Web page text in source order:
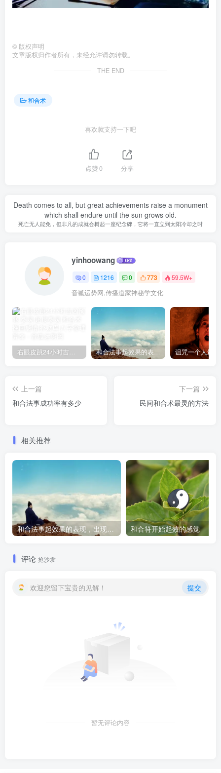
© 版权声明
文章版权归作者所有，未经允许请勿转载。
THE END
和合术
喜欢就支持一下吧
点赞0 分享
Death comes to all, but great achievements raise a monument
which shall endure until the sun grows old.
死亡无人能免，但非凡的成就会树起一座纪念碑，它将一直立到太阳冷却之时
yinhoowang
0 1216 0 773 59.5W+
音狐运势网,传播道家神秘学文化
右眼皮跳24小时吉凶预兆 和合法事起效果的表现，出现这些就要留意了
上一篇
和合法事成功率有多少
下一篇
民间和合术最灵的方法
相关推荐
和合法事起效果的表现，出现这些就要留意了 和合符开始起效的感觉
评论 抢沙发
欢迎您留下宝贵的见解！ 提交
暂无评论内容